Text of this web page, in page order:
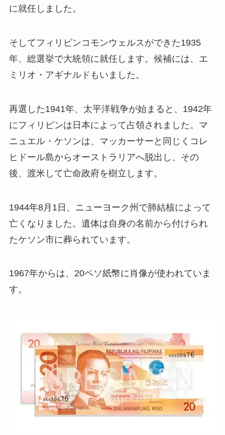
に就任しました。
そしてフィリピンコモンウェルスができた1935
年、総選挙で大統領に就任します。候補には、エ
ミリオ・アギナルドもいました。
再選した1941年、太平洋戦争が始まると、1942年
にフィリピンは日本によって占領されました。マ
ニュエル・ケソンは、マッカーサーと同じくコレ
ヒドール島からオーストラリアへ脱出し、その
後、渡米して亡命政府を樹立します。
1944年8月1日、ニューヨーク州で肺結核によって
亡くなりました。遺体は自身の名前から付けられ
たケソン市に葬られています。
1967年からは、 20ペソ紙幣に肖像が使われていま
す。